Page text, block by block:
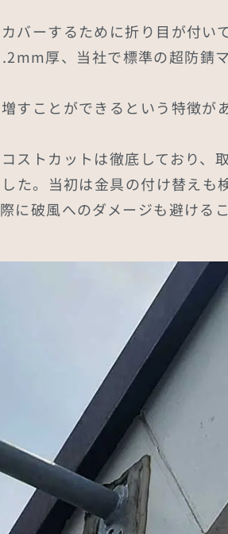
バーするために折り目が付い
厚、当社で標準の超防錆
すことができるという特徴が
ストカットは徹底しており、
た。当初は金具の付け替えも
に破風へのダメージも避ける